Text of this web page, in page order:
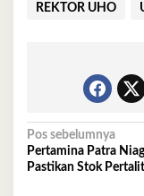
REKTOR UHO
Navigasi
pos
Pos sebelumnya
Pertamina Patra
Pastikan Stok